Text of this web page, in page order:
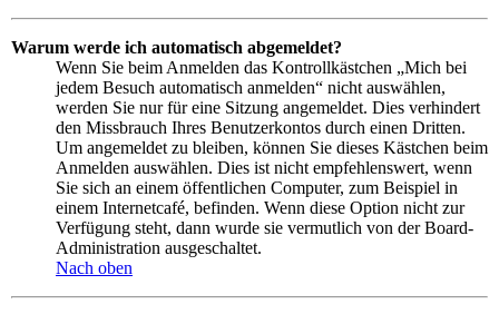
Warum werde ich automatisch abgemeldet?
Wenn Sie beim Anmelden das Kontrollkästchen „Mich bei
jedem Besuch automatisch anmelden“ nicht auswählen,
werden Sie nur für eine Sitzung angemeldet. Dies verhindert
den Missbrauch Ihres Benutzerkontos durch einen Dritten.
Um angemeldet zu bleiben, können Sie dieses Kästchen beim
Anmelden auswählen. Dies ist nicht empfehlenswert, wenn
Sie sich an einem öffentlichen Computer, zum Beispiel in
einem Internetcafé, befinden. Wenn diese Option nicht zur
Verfügung steht, dann wurde sie vermutlich von der Board-
Administration ausgeschaltet.
Nach oben